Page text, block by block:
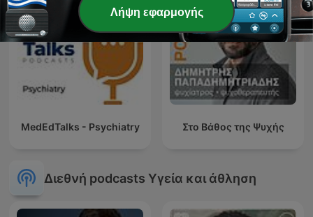
MedEdTalks - Psychiatry Στο Βάθος της Ψυχής
Διεθνή podcasts Υγεία και άθληση
Λήψη εφαρμογής